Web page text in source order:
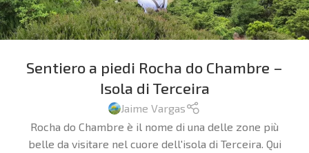
Sentiero a piedi Rocha do Chambre –
Isola di Terceira
Jaime Vargas
Rocha do Chambre è il nome di una delle zone più
belle da visitare nel cuore dell'isola di Terceira. Qui